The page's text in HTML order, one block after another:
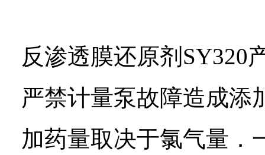
反渗透膜还原剂 SY320
严禁计量泵故障造成添
加药量取决于氯气量．